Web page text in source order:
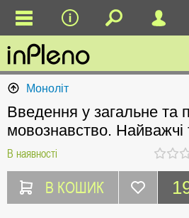
Моноліт
Введення у загальне та
мовознавство.
В наявності
В КОШИК